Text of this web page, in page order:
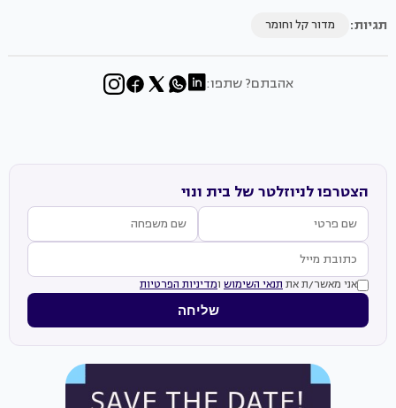
תגיות: מדור קל וחומר
אהבתם? שתפו:
הצטרפו לניוזלטר של בית ונוי
אני מאשר/ת את תנאי השימוש ומדיניות הפרטיות
שליחה